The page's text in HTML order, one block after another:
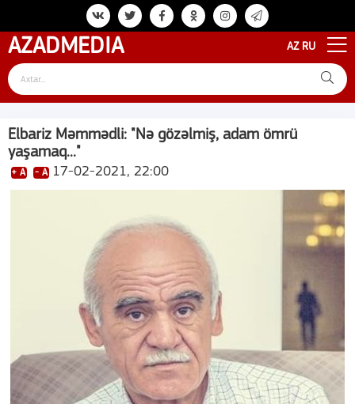
AZADMEDIA AZ RU
Elbariz Məmmədli: "Nə gözəlmiş, adam ömrü
yaşamaq..."
+ A - A 17-02-2021, 22:00